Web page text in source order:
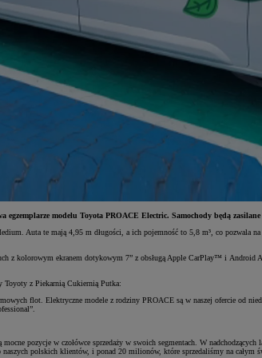
egzemplarze modelu Toyota PROACE Electric. Samochody będą
Auta te mają 4,95 m długości, a ich pojemność to 5,8 m³, co
z kolorowym ekranem dotykowym 7” z obsługą Apple CarPlay™ i
Toyoty z Piekarnią Cukiernią Putka:
flot. Elektryczne modele z rodziny PROACE są w naszej ofercie od
pozycje w czołówce sprzedaży w swoich segmentach. W
polskich klientów, i ponad 20 milionów, które sprzedaliśmy na całym